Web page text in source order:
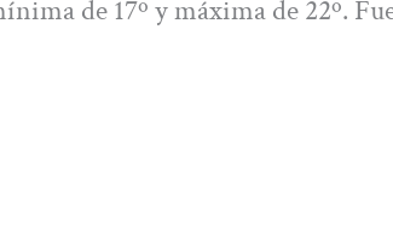
de 17º y máxima de 22º.